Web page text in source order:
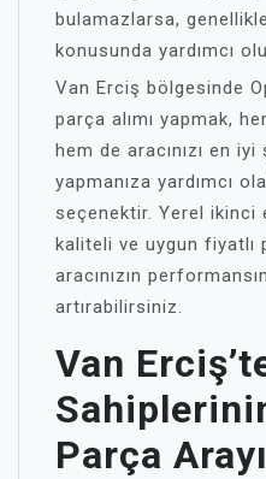
bulamazlarsa,
konusunda yardımcı
Van Erciş bölgesinde
parça alımı yapmak,
hem de aracınızı en iyi
yapmanıza yardımcı
seçenektir. Yerel ikinci
kaliteli ve uygun fiyatlı
aracınızın
artırabilirsiniz.
Van
Parça